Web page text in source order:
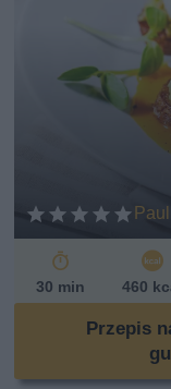
30 min 460
Przepis